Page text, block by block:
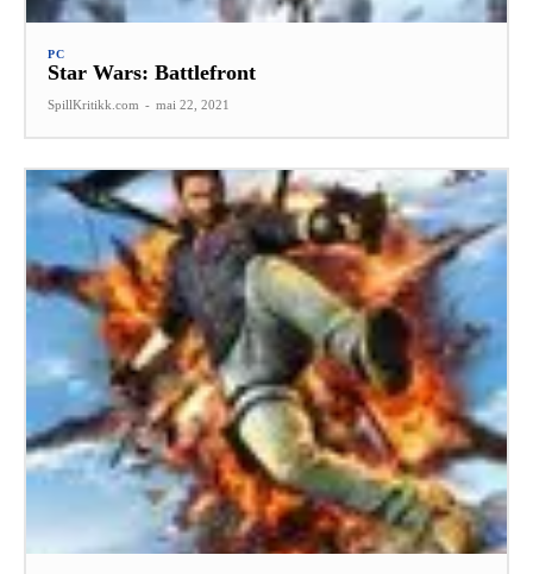
PC
Star Wars: Battlefront
SpillKritikk.com - mai 22, 2021